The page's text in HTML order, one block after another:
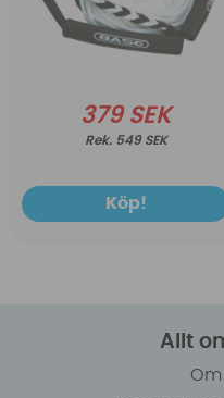
379 SEK
549 SEK
Köp!
Allt